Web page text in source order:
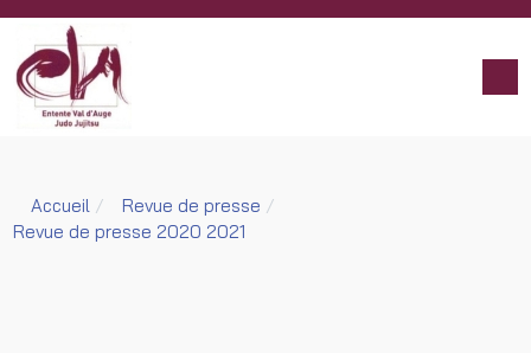
Accueil
Revue de presse
Revue de presse 2020 2021